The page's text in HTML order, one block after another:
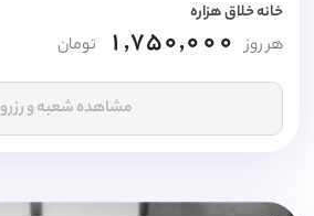
خانه خلاق هزاره
هر روز 1,750,000 تومان
مشاهده شعبه و رزرو